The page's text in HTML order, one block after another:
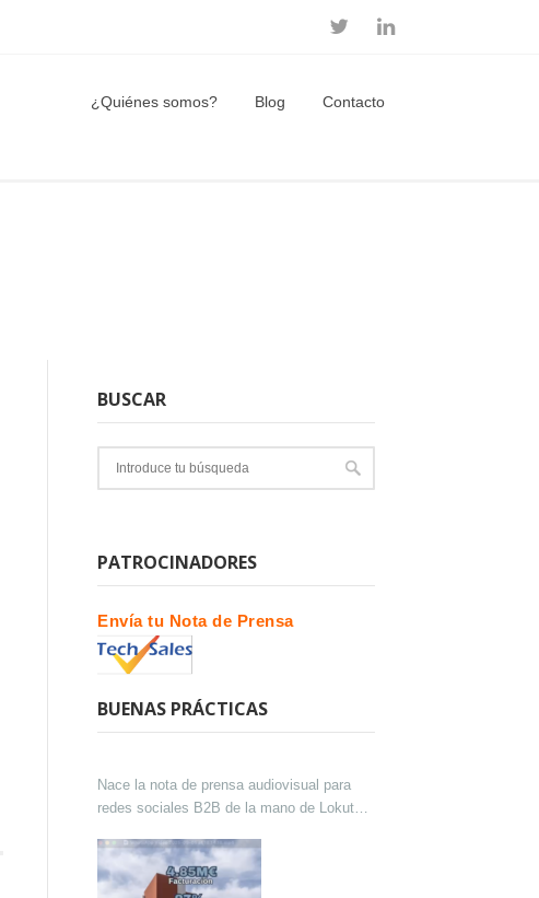
¿Quiénes somos? Blog Contacto
BUSCAR
PATROCINADORES
Envía tu Nota de Prensa
BUENAS PRÁCTICAS
Nace la nota de prensa audiovisual para
redes sociales B2B de la mano de Lokutor